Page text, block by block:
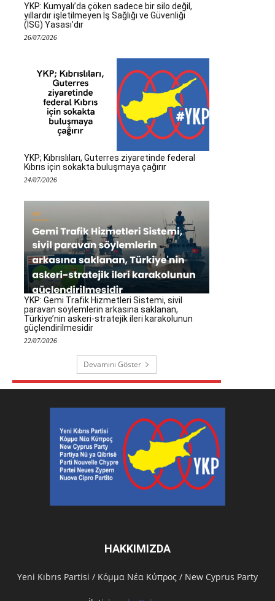
YKP: Kumyalı’da çöken sadece bir silo değil,
yıllardır işletilmeyen İş Sağlığı ve Güvenliği
(İSG) Yasası’dır
26/07/2026
YKP; Kıbrıslıları, Guterres ziyaretinde federal
Kıbrıs için sokakta buluşmaya çağırır
24/07/2026
YKP: Gemi Trafik Hizmetleri Sistemi, sivil
paravan söylemlerin arkasına saklanan,
Türkiye’nin askeri-stratejik ileri karakolunun
güçlendirilmesidir
22/07/2026
Devamını Göster
HAKKIMIZDA
Υeni Kıbrıs Partisi / Κόμμα Νέα Κύπρος / New Cyprus Party